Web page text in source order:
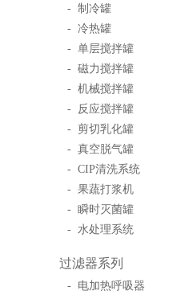
- 制冷罐
- 冷热罐
- 单层搅拌罐
- 磁力搅拌罐
- 机械搅拌罐
- 反应搅拌罐
- 剪切乳化罐
- 真空脱气罐
- CIP清洗系统
- 果蔬打浆机
- 瞬时灭菌罐
- 水处理系统
过滤器系列
- 电加热呼吸器